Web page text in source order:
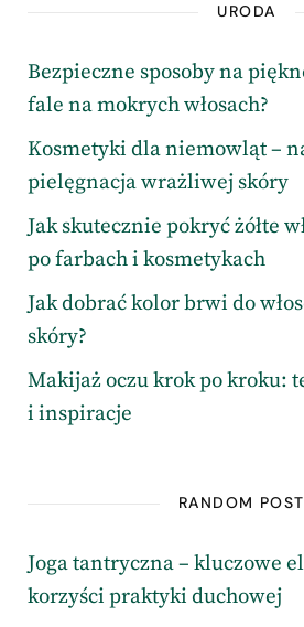
URODA
Bezpieczne sposoby na
fale na mokrych włosach?
Kosmetyki dla niemowląt –
pielęgnacja wrażliwej skóry
Jak skutecznie pokryć żółte
po farbach i kosmetykach
Jak dobrać kolor brwi do
skóry?
Makijaż oczu krok po kroku:
i inspiracje
RANDOM
Joga tantryczna – kluczowe
korzyści praktyki duchowej